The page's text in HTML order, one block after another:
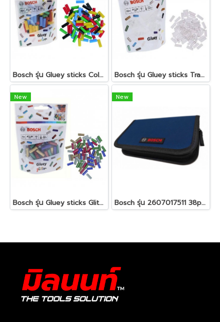
Bosch รุ่น Gluey sticks Color กาวแท่ง คละสี (2608002005) Bosch รุ่น Gluey sticks Transpa กาวแท่ง สีใส (2608002004)
New
Bosch รุ่น Gluey sticks Glitter กาวแท่ง กากเพชร คละสี (2608002006)
New
Bosch รุ่น 2607017511 38pcs bag pack set (SDB + socket + hand screw driver) ชุดดอกไขควง BOSCH 38 ชิ้น รหัส 2607017511